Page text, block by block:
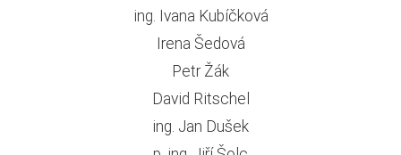
ing. Ivana Kubíčková
Irena Šedová
Petr Žák
David Ritschel
ing. Jan Dušek